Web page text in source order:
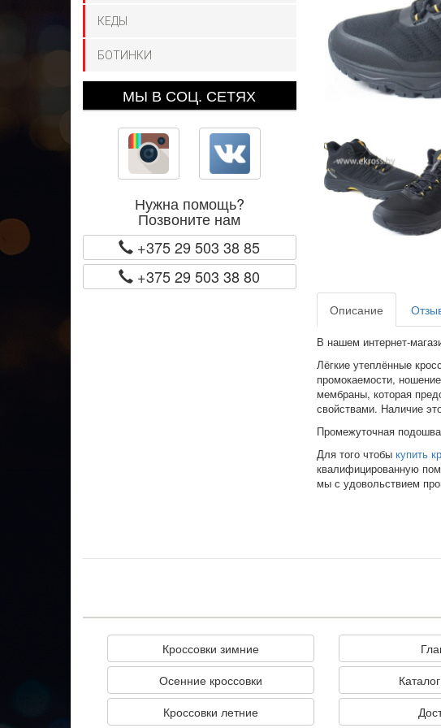
КЕДЫ
БОТИНКИ
МЫ В СОЦ. СЕТЯХ
Нужна помощь?
Позвоните нам
+375 29 503 38 85
+375 29 503 38 80
Описание
В нашем интернет-
Лёгкие утеплённые
промокаемости,
мембраны, которая
свойствами. Наличие
Промежуточная подошва
Для того чтобы купить
квалифицированную
мы с удовольствием
Кроссовки зимние
Осенние кроссовки
Кроссовки летние